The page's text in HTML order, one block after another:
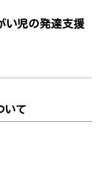
い児の発達支援
いて